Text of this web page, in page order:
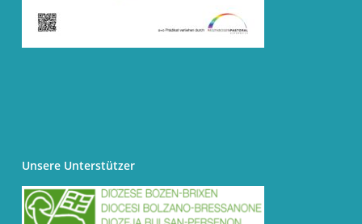
Unsere Unterstützer